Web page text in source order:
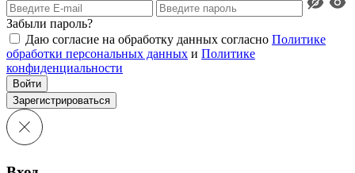
Забыли пароль?
Даю согласие на обработку данных согласно Политике
обработки персональных данных и Политике
конфиденциальности
Войти
Зарегистрироваться